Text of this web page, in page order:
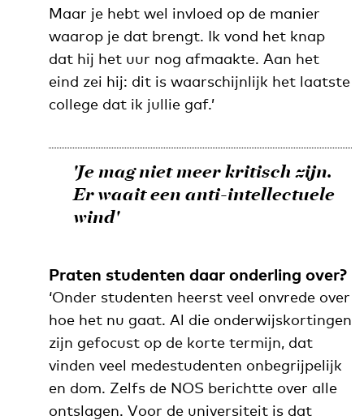
Maar je hebt wel invloed op de manier
waarop je dat brengt. Ik vond het knap
dat hij het uur nog afmaakte. Aan het
eind zei hij: dit is waarschijnlijk het laatste
college dat ik jullie gaf.’
'Je mag niet meer kritisch zijn.
Er waait een anti-intellectuele
wind'
Praten studenten daar onderling over?
‘Onder studenten heerst veel onvrede over
hoe het nu gaat. Al die onderwijskortingen
zijn gefocust op de korte termijn, dat
vinden veel medestudenten onbegrijpelijk
en dom. Zelfs de NOS berichtte over alle
ontslagen. Voor de universiteit is dat